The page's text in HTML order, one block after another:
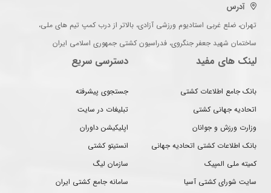
آدرس
تهران، ضلع غربی استادیوم ورزشی آزادی، بالاتر از درب کمپ تیم های ملی،
ساختمان شهید جعفر جنگروی، فدراسیون کشتی جمهوری اسلامی ایران
لینک های مفید
بانک جامع اطلاعات کشتی
اتحادیه جهانی کشتی
وزارت ورزش و جوانان
بانک اطلاعات کشتی اتحادیه جهانی
کمیته ملی المپیک
سایت شورای کشتی آسیا
دسترسی سریع
جستجوی پیشرفته
تبلیغات در سایت
اپلیکیشن داوران
انستیتو کشتی
سازمان لیگ
سامانه جامع کشتی ایران